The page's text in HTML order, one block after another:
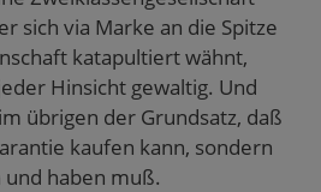
sich via Marke an die Spitze
katapultiert wähnt,
Hinsicht gewaltig. Und
übrigen der Grundsatz, daß
kaufen kann, sondern
haben muß.